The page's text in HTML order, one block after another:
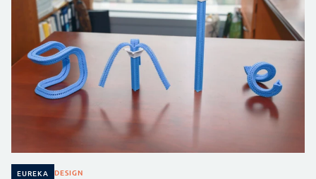
EUREKA DESIGN